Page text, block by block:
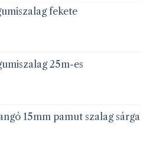
fekete
25m-es
15mm pamut szalag sárga